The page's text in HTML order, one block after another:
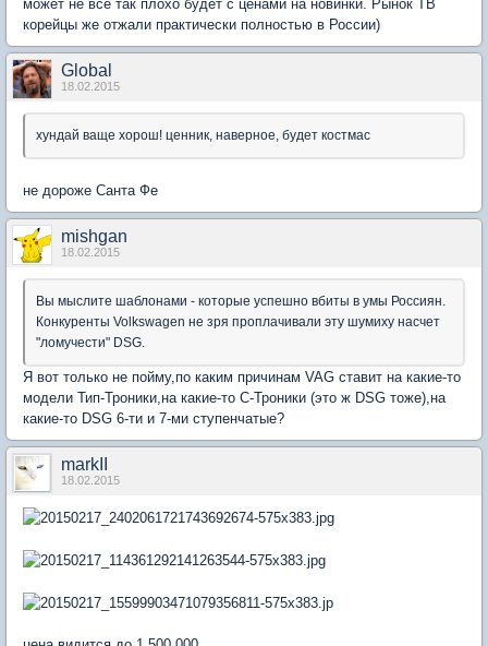
может не все так плохо будет с ценами на новинки. Рынок ТВ
корейцы же отжали практически полностью в России)
Global
18.02.2015
хундай ваще хорош! ценник, наверное, будет костмас
не дороже Санта Фе
mishgan
18.02.2015
Вы мыслите шаблонами - которые успешно вбиты в умы Россиян.
Конкуренты Volkswagen не зря проплачивали эту шумиху насчет
"ломучести" DSG.
Я вот только не пойму,по каким причинам VAG ставит на какие-то
модели Тип-Троники,на какие-то С-Троники (это ж DSG тоже),на
какие-то DSG 6-ти и 7-ми ступенчатые?
markII
18.02.2015